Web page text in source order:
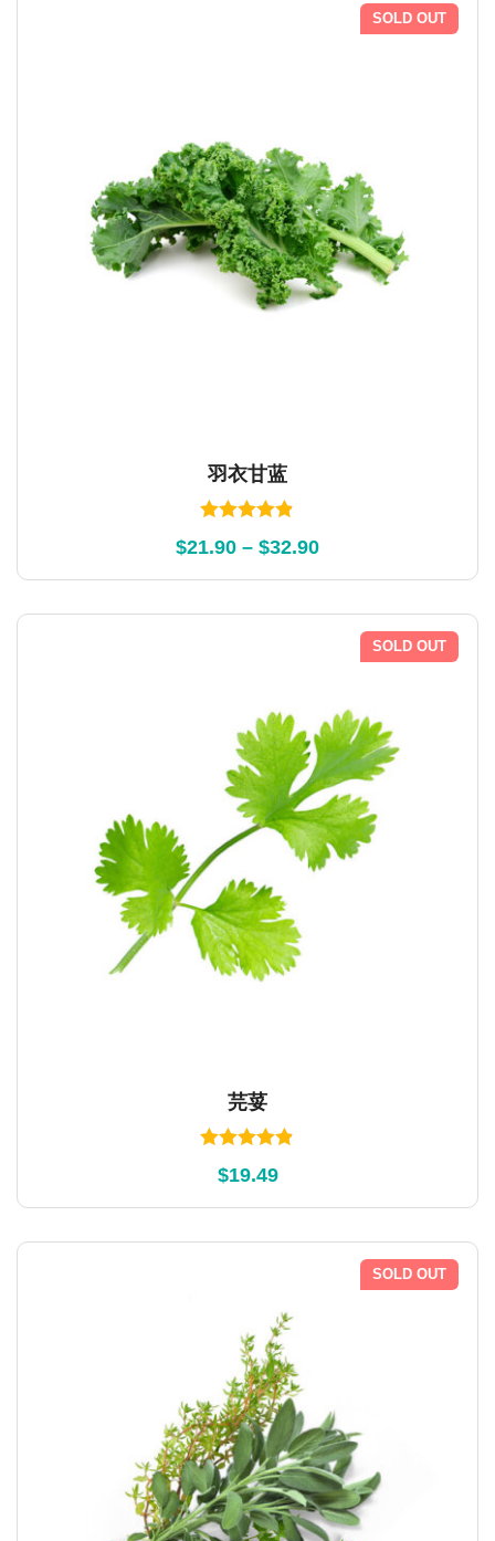
SOLD OUT
羽衣甘蓝
out of 5
$21.90 – $32.90
SOLD OUT
芫荽
out of 5
$19.49
SOLD OUT